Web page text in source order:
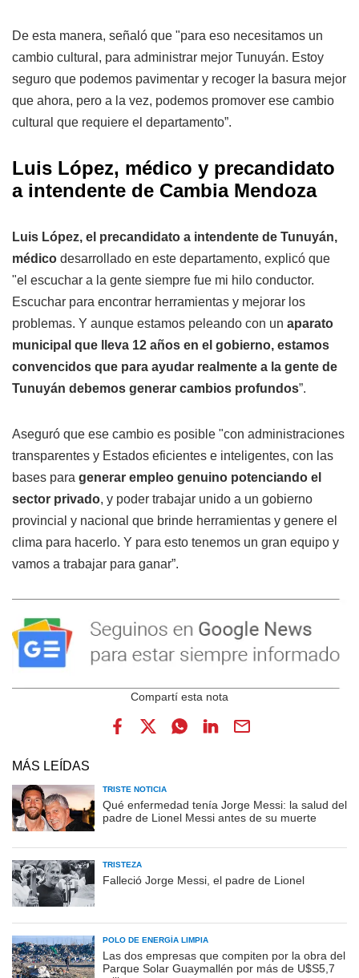
De esta manera, señaló que "para eso necesitamos un
cambio cultural, para administrar mejor Tunuyán. Estoy
seguro que podemos pavimentar y recoger la basura mejor
que ahora, pero a la vez, podemos promover ese cambio
cultural que requiere el departamento”.
Luis López, médico y precandidato
a intendente de Cambia Mendoza
Luis López, el precandidato a intendente de Tunuyán,
médico desarrollado en este departamento, explicó que
"el escuchar a la gente siempre fue mi hilo conductor.
Escuchar para encontrar herramientas y mejorar los
problemas. Y aunque estamos peleando con un aparato
municipal que lleva 12 años en el gobierno, estamos
convencidos que para ayudar realmente a la gente de
Tunuyán debemos generar cambios profundos”.
Aseguró que ese cambio es posible "con administraciones
transparentes y Estados eficientes e inteligentes, con las
bases para generar empleo genuino potenciando el
sector privado, y poder trabajar unido a un gobierno
provincial y nacional que brinde herramientas y genere el
clima para hacerlo. Y para esto tenemos un gran equipo y
vamos a trabajar para ganar”.
MÁS LEÍDAS
TRISTE NOTICIA
Qué enfermedad tenía Jorge Messi: la salud del
padre de Lionel Messi antes de su muerte
TRISTEZA
Falleció Jorge Messi, el padre de Lionel
POLO DE ENERGÍA LIMPIA
Las dos empresas que compiten por la obra del
Parque Solar Guaymallén por más de U$S5,7